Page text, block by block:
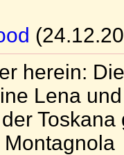
herein:
Lena
Toskana